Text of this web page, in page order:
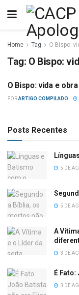
Home Tag O Bispo:
Tag: O Bispo:
DOUTRINAS
O Bispo: vida e obra
PORARTIGO COMPILADO
Posts Recentes
5 DE
5 DE
A
3 DE
É
3 DE